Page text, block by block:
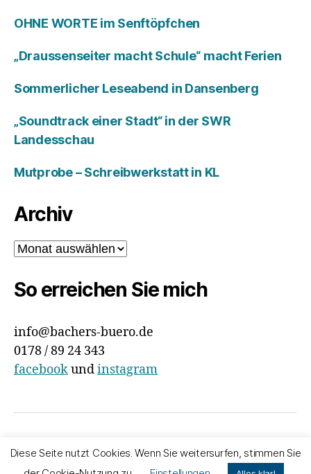
OHNE WORTE im Senftöpfchen
„Draussenseiter macht Schule“ macht Ferien
Sommerlicher Leseabend in Dansenberg
„Soundtrack einer Stadt“ in der SWR
Landesschau
Mutprobe – Schreibwerkstatt in KL
Archiv
Archiv
So erreichen Sie mich
info@bachers-buero.de
0178 / 89 24 343
facebookundinstagram
Impressum & Datenschutz
Diese Seite nutzt Cookies. Wenn Sie weitersurfen, stimmen Sie